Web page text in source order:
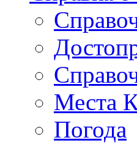
Места
Погода